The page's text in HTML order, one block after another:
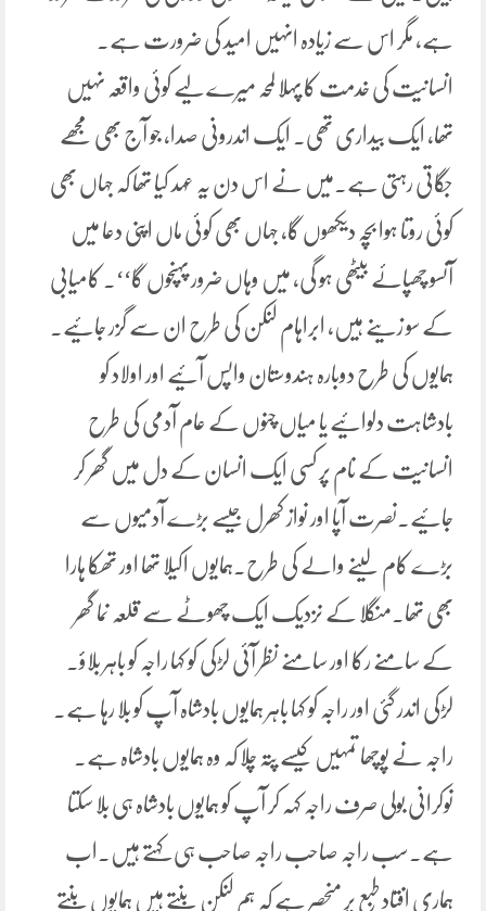
ہے، مگر اس سے زیادہ انہیں امید کی ضرورت ہے۔
انسانیت کی خدمت کا پہلا لمحہ میرے لیے کوئی واقعہ نہیں
تھا، ایک بیداری تھی۔ ایک اندرونی صدا، جو آج بھی مجھے
جگاتی رہتی ہے۔میں نے اس دن یہ عہد کیا تھا کہ جہاں بھی
کوئی روتا ہوا بچہ دیکھوں گا، جہاں بھی کوئی ماں اپنی دعا میں
آنسو چھپائے بیٹھی ہو گی، میں وہاں ضرور پہنچوں گا‘‘۔ کامیابی
کے سو زینے ہیں، ابراہام لنکن کی طرح ان سے گزر جائیے۔
ہمایوں کی طرح دوبارہ ہندوستان واپس آئیے اور اولاد کو
بادشاہت دلوائیے یا میاں چنوں کے عام آدمی کی طرح
انسانیت کے نام پر کسی ایک انسان کے دل میں گھر کر
جائیے۔نصرت آپا اور نواز کھرل جیسے بڑے آدمیوں سے
بڑے کام لینے والے کی طرح۔ہمایوں اکیلا تھا اور تھکا ہارا
بھی تھا۔منگلا کے نزدیک ایک چھوٹے سے قلعہ نما گھر
کے سامنے رکا اور سامنے نظر آئی لڑکی کو کہا راجہ کو باہر بلاؤ۔
لڑکی اندر گئی اور راجہ کو کہا باہر ہمایوں بادشاہ آپ کو بلا رہا ہے۔
راجہ نے پوچھا تمہیں کیسے پتہ چلا کہ وہ ہمایوں بادشاہ ہے۔
نوکرانی بولی صرف راجہ کہہ کر آپ کو ہمایوں بادشاہ ہی بلا سکتا
ہے۔سب راجہ صاحب راجہ صاحب ہی کہتے ہیں۔اب
ہماری افتاد طبع پر منحصر ہے کہ ہم لنکن بنتے ہیں ہمایوں بنتے